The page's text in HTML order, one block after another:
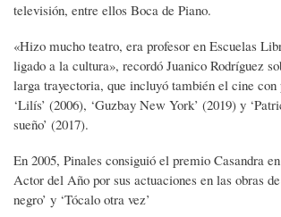
televisión, entre ellos Boca de Piano.
«Hizo mucho teatro, era profesor en Escuelas
ligado a la cultura», recordó Juanico Rodríguez
larga trayectoria, que incluyó también el cine
‘Lilís’ (2006), ‘Guzbay New York’ (2019) y
sueño’ (2017).
En 2005, Pinales consiguió el premio Casandra
Actor del Año por sus actuaciones en las obras
negro’ y ‘Tócalo otra vez’